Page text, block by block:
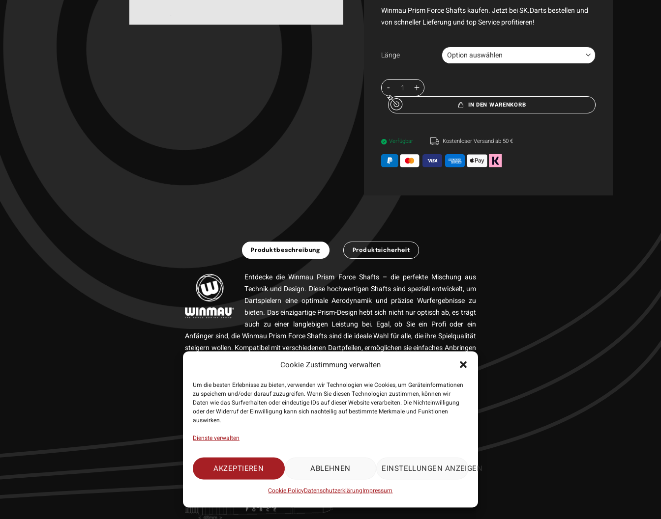
Cookie Zustimmung verwalten
Um die besten Erlebnisse zu bieten, verwenden wir Technologien wie Cookies, um Geräteinformationen
zu speichern und/oder darauf zuzugreifen. Wenn Sie diesen Technologien zustimmen, können wir
Daten wie das Surfverhalten oder eindeutige IDs auf dieser Website verarbeiten. Die Nichteinwilligung
oder der Widerruf der Einwilligung kann sich nachteilig auf bestimmte Merkmale und Funktionen
auswirken.
Dienste verwalten
AKZEPTIEREN ABLEHNEN EINSTELLUNGEN ANZEIGEN
Cookie PolicyDatenschutzerklärungImpressum
Winmau Prism Force Shafts kaufen. Jetzt bei SK.Darts bestellen und
von schneller Lieferung und top Service profitieren!
Länge
IN DEN WARENKORB
Verfügbar Kostenloser Versand ab 50 €
Produktbeschreibung Produktsicherheit
Entdecke die Winmau Prism Force Shafts – die perfekte Mischung aus
Technik und Design. Diese hochwertigen Shafts sind speziell entwickelt, um
Dartspielern eine optimale Aerodynamik und präzise Wurfergebnisse zu
bieten. Das einzigartige Prism-Design hebt sich nicht nur optisch ab, es trägt
auch zu einer langlebigen Leistung bei. Egal, ob Sie ein Profi oder ein
Anfänger sind, die Winmau Prism Force Shafts sind die ideale Wahl für alle, die ihre Spielqualität
steigern wollen. Kompatibel mit verschiedenen Dartpfeilen, ermöglichen sie einfaches Anbringen
und Austauschen, sodass du immer bereit für das nächste Spiel bist. Steigere dein Dartspiel mit